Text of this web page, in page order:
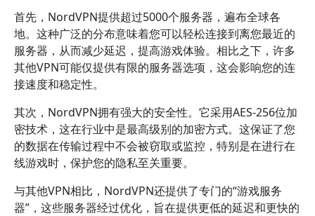
首先，NordVPN提供超过5000个服务器，遍布全球各
地。这种广泛的分布意味着您可以轻松连接到离您最近的
服务器，从而减少延迟，提高游戏体验。相比之下，许多
其他VPN可能仅提供有限的服务器选项，这会影响您的连
接速度和稳定性。
其次，NordVPN拥有强大的安全性。它采用AES-256位加
密技术，这在行业中是最高级别的加密方式。这保证了您
的数据在传输过程中不会被窃取或监控，特别是在进行在
线游戏时，保护您的隐私至关重要。
与其他VPN相比，NordVPN还提供了专门的“游戏服务
器”，这些服务器经过优化，旨在提供更低的延迟和更快的